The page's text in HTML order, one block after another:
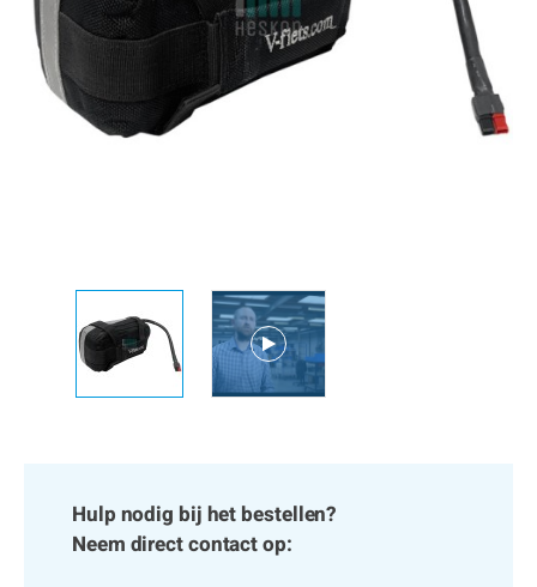
Hulp nodig bij het bestellen?
Neem direct contact op: